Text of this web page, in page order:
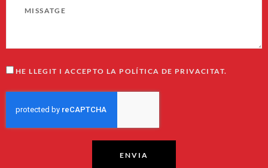
HE LLEGIT I ACCEPTO LA POLÍTICA DE PRIVACITAT.
ENVIA